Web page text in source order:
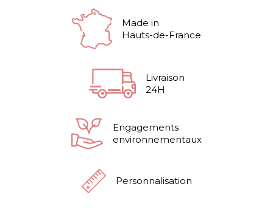
Made in
Hauts-de-France
Livraison
24H
Engagements
environnementaux
Personnalisation